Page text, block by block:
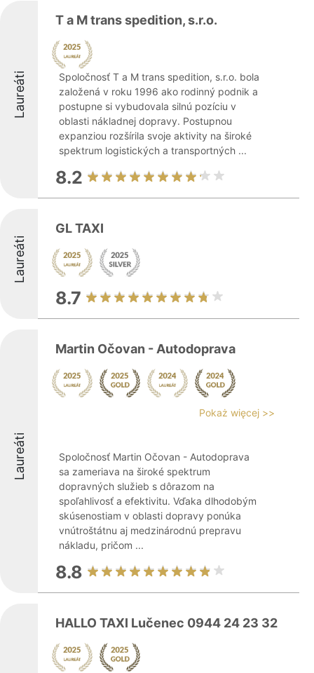
Laureáti
T a M trans spedition, s.r.o.
Spoločnosť T a M trans spedition, s.r.o. bola
založená v roku 1996 ako rodinný podnik a
postupne si vybudovala silnú pozíciu v
oblasti nákladnej dopravy. Postupnou
expanziou rozšírila svoje aktivity na široké
spektrum logistických a transportných ...
8.2
Laureáti
GL TAXI
8.7
Laureáti
Martin Očovan - Autodoprava
Pokaż więcej >>
Spoločnosť Martin Očovan - Autodoprava
sa zameriava na široké spektrum
dopravných služieb s dôrazom na
spoľahlivosť a efektivitu. Vďaka dlhodobým
skúsenostiam v oblasti dopravy ponúka
vnútroštátnu aj medzinárodnú prepravu
nákladu, pričom ...
8.8
HALLO TAXI Lučenec 0944 24 23 32